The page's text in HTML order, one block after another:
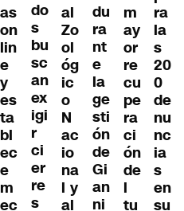
as
on
lin
e
y
es
ta
bl
ec
e
m
ec
do
s
bu
sc
an
ex
igi
r
ci
er
re
s
al
Zo
ol
óg
ic
o
N
ac
io
na
l y
al
du
ra
nt
e
la
ge
sti
ón
de
Gi
an
ni
m
ay
or
re
cu
pe
ra
ci
ón
de
l
tu
ra
la
s
20
0
de
nu
nc
ia
s
en
su